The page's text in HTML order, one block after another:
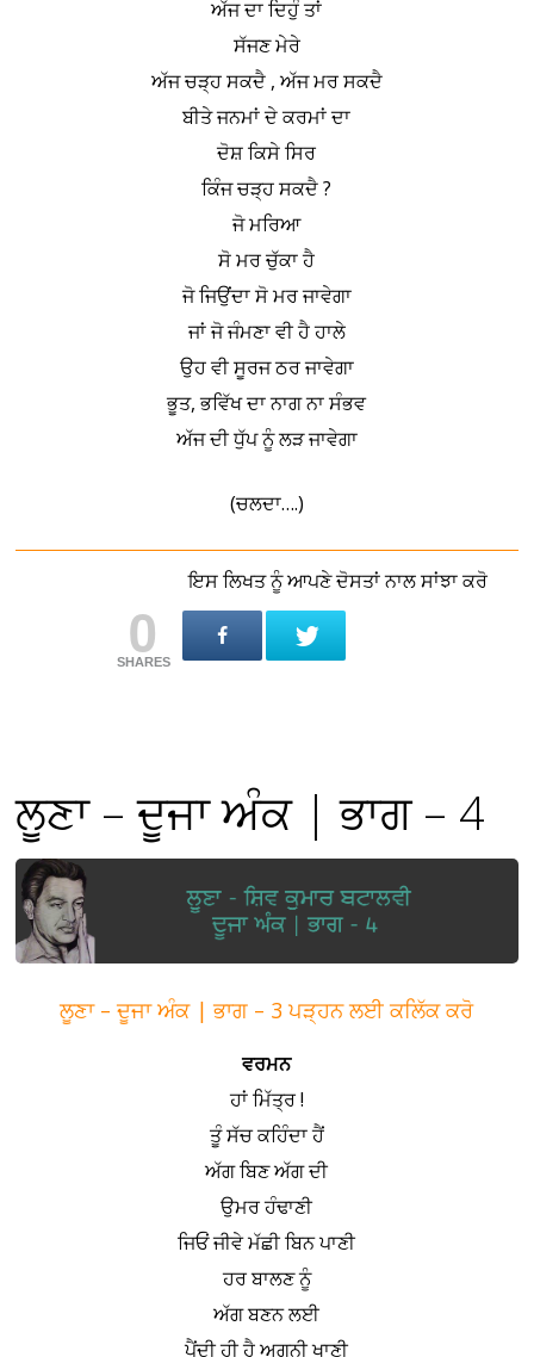
ਅੱਜ ਦਾ ਦਿਹੁੰ ਤਾਂ
ਸੱਜਣ ਮੇਰੇ
ਅੱਜ ਚੜ੍ਹ ਸਕਦੈ , ਅੱਜ ਮਰ ਸਕਦੈ
ਬੀਤੇ ਜਨਮਾਂ ਦੇ ਕਰਮਾਂ ਦਾ
ਦੋਸ਼ ਕਿਸੇ ਸਿਰ
ਕਿੰਜ ਚੜ੍ਹ ਸਕਦੈ ?
ਜੋ ਮਰਿਆ
ਸੋ ਮਰ ਚੁੱਕਾ ਹੈ
ਜੋ ਜਿਉਂਦਾ ਸੋ ਮਰ ਜਾਵੇਗਾ
ਜਾਂ ਜੋ ਜੰਮਣਾ ਵੀ ਹੈ ਹਾਲੇ
ਉਹ ਵੀ ਸੂਰਜ ਠਰ ਜਾਵੇਗਾ
ਭੂਤ, ਭਵਿੱਖ ਦਾ ਨਾਗ ਨਾ ਸੰਭਵ
ਅੱਜ ਦੀ ਧੁੱਪ ਨੂੰ ਲੜ ਜਾਵੇਗਾ
(ਚਲਦਾ….)
ਇਸ ਲਿਖਤ ਨੂੰ ਆਪਣੇ ਦੋਸਤਾਂ ਨਾਲ ਸਾਂਝਾ ਕਰੋ
0
SHARES
ਲੂਣਾ – ਦੂਜਾ ਅੰਕ | ਭਾਗ – 4
ਲੂਣਾ – ਦੂਜਾ ਅੰਕ | ਭਾਗ – 3 ਪੜ੍ਹਨ ਲਈ ਕਲਿੱਕ ਕਰੋ
ਵਰਮਨ
ਹਾਂ ਮਿੱਤ੍ਰ !
ਤੂੰ ਸੱਚ ਕਹਿੰਦਾ ਹੈਂ
ਅੱਗ ਬਿਣ ਅੱਗ ਦੀ
ਉਮਰ ਹੰਢਾਣੀ
ਜਿਓਂ ਜੀਵੇ ਮੱਛੀ ਬਿਨ ਪਾਣੀ
ਹਰ ਬਾਲਣ ਨੂੰ
ਅੱਗ ਬਣਨ ਲਈ
ਪੈਂਦੀ ਹੀ ਹੈ ਅਗਨੀ ਖਾਣੀ